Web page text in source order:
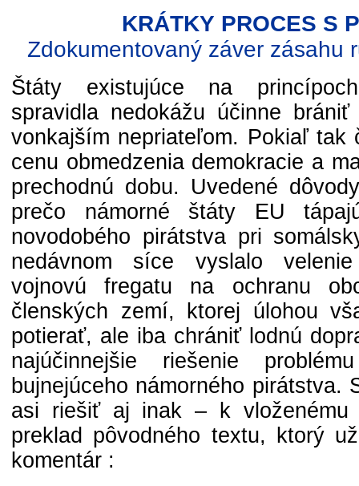
KRÁTKY PROCES S
Zdokumentovaný záver zásahu
Štáty existujúce na
spravidla nedokážu účinne
vonkajším nepriateľom. Pokiaľ tak
cenu obmedzenia demokracie a
prechodnú dobu. Uvedené
prečo námorné štáty EU
novodobého pirátstva pri
nedávnom síce vyslalo
vojnovú fregatu na ochranu
členských zemí, ktorej úlohou
potierať, ale iba chrániť lodnú
najúčinnejšie riešenie
bujnejúceho námorného pirátstva.
asi riešiť aj inak – k vloženému
preklad pôvodného textu, ktorý
komentár :